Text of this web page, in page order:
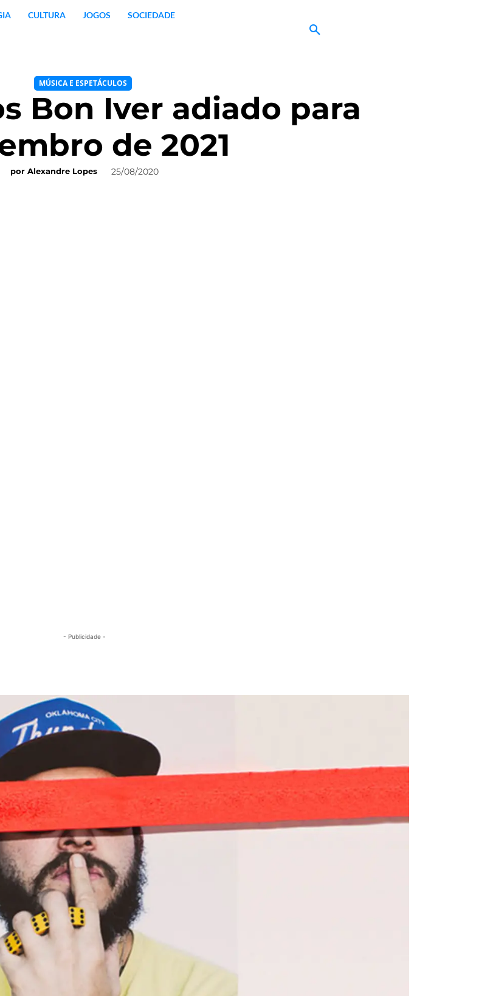
CULTURA JOGOS SOCIEDADE
MÚSICA E ESPETÁCULOS
Bon Iver adiado para
de 2021
por Alexandre Lopes 25/08/2020
- Publicidade -